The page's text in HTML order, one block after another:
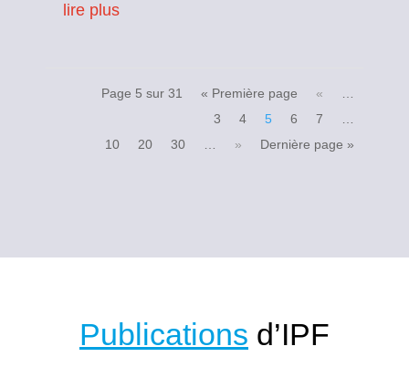
lire plus
Page 5 sur 31 « Première page «
3
4 5 6 7
10
20 30 » Dernière page »
Publications d’IPF